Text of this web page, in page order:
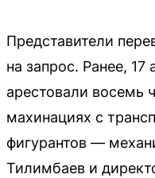
Представители
на запрос. Ранее, 17
арестовали восемь
махинациях с
фигурантов —
Тилимбаев и